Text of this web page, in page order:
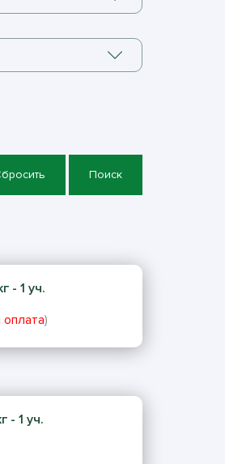
Поиск
- 1 уч.
)
- 1 уч.